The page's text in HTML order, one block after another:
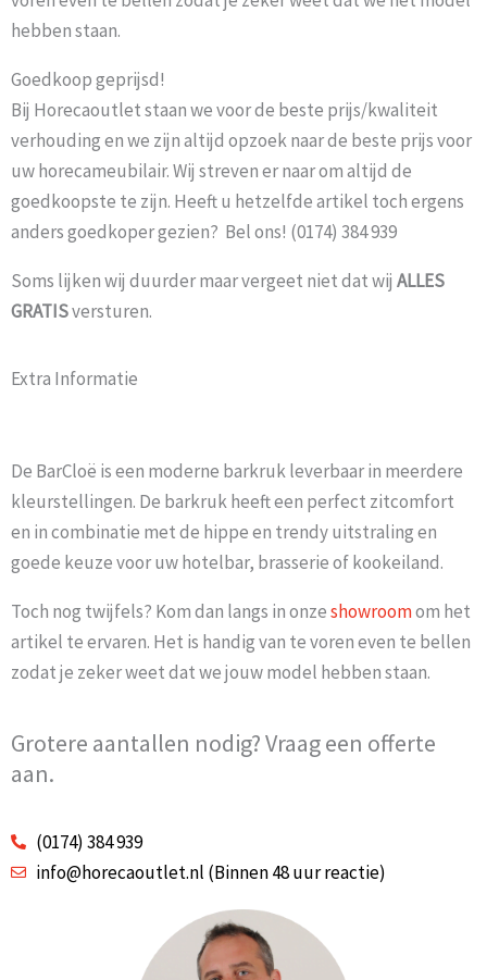
hebben staan.
Goedkoop geprijsd!
Bij Horecaoutlet staan we voor de beste prijs/kwaliteit
verhouding en we zijn altijd opzoek naar de beste prijs voor
uw horecameubilair. Wij streven er naar om altijd de
goedkoopste te zijn. Heeft u hetzelfde artikel toch ergens
anders goedkoper gezien? Bel ons! (0174) 384 939
Soms lijken wij duurder maar vergeet niet dat wij ALLES
GRATISversturen.
Extra Informatie
De BarCloë is een moderne barkruk leverbaar in meerdere
kleurstellingen. De barkruk heeft een perfect zitcomfort
en in combinatie met de hippe en trendy uitstraling en
goede keuze voor uw hotelbar, brasserie of kookeiland.
Toch nog twijfels? Kom dan langs in onzeshowroomom het
artikel te ervaren. Het is handig van te voren even te bellen
zodat je zeker weet dat we jouw model hebben staan.
Grotere aantallen nodig? Vraag een offerte
aan.
(0174) 384 939
info@horecaoutlet.nl (Binnen 48 uur reactie)